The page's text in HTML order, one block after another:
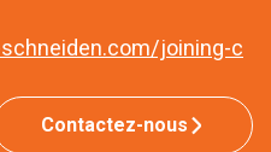
joining-c
Contactez-nous